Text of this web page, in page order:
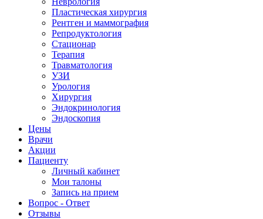
Пластическая хирургия
Рентген и маммография
Репродуктология
Стационар
Терапия
Травматология
УЗИ
Урология
Хирургия
Эндокринология
Эндоскопия
Цены
Врачи
Акции
Пациенту
Личный кабинет
Мои талоны
Запись на прием
Вопрос - Ответ
Отзывы